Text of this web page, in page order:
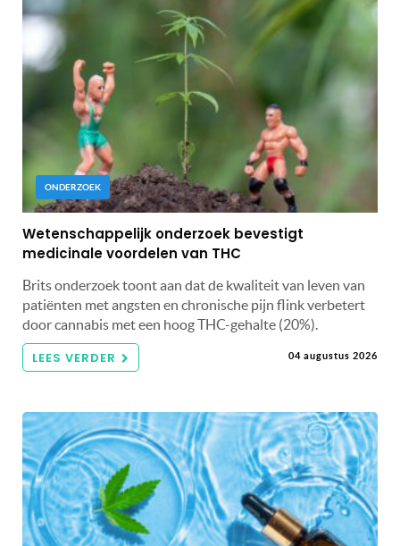
ONDERZOEK
Wetenschappelijk onderzoek bevestigt
medicinale voordelen van THC
Brits onderzoek toont aan dat de kwaliteit van leven van
patiënten met angsten en chronische pijn flink verbetert
door cannabis met een hoog THC-gehalte (20%).
LEES VERDER 04 augustus 2026